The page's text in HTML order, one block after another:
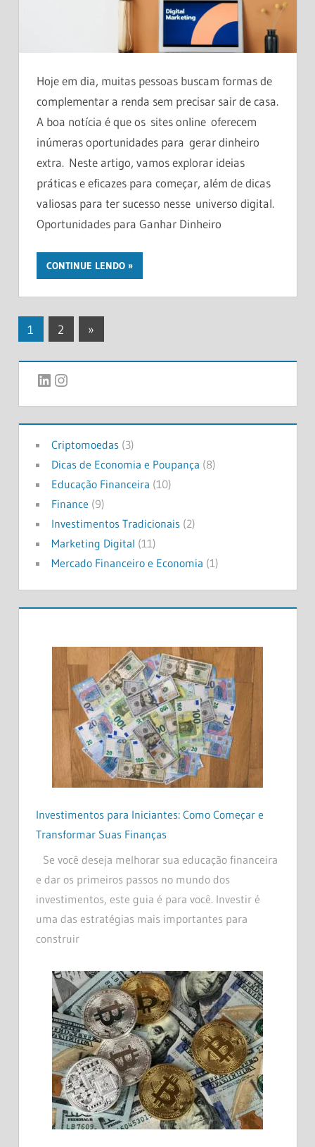
Hoje em dia, muitas pessoas buscam formas de
complementar a renda sem precisar sair de casa.
A boa notícia é que os sites online oferecem
inúmeras oportunidades para gerar dinheiro
extra. Neste artigo, vamos explorar ideias
práticas e eficazes para começar, além de dicas
valiosas para ter sucesso nesse universo digital.
Oportunidades para Ganhar Dinheiro
CONTINUE LENDO
Paginação
de
posts
1 2
Próximos
»
LinkedIn
Instagram
Criptomoedas(3)
Dicas de Economia e Poupança (8)
Educação Financeira (10)
Finance (9)
Investimentos Tradicionais(2)
Marketing Digital (11)
Mercado Financeiro e Economia (1)
Investimentos para Iniciantes: Como Começar e
Transformar Suas Finanças
Se você deseja melhorar sua educação financeira
e dar os primeiros passos no mundo dos
investimentos, este guia é para você. Investir é
uma das estratégias mais importantes para
construir